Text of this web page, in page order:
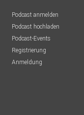
Podcast anmelden
Podcast hochladen
Podcast-Events
Registrierung
Anmeldung